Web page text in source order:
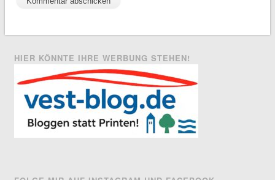
HIER KÖNNTE IHRE WERBUNG STEHEN!